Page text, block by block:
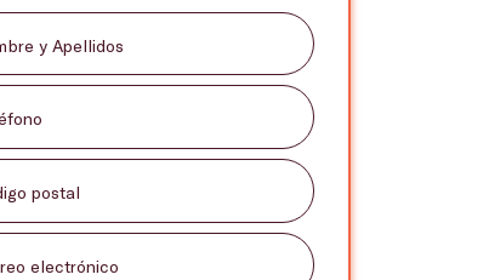
y Apellidos
postal
electrónico